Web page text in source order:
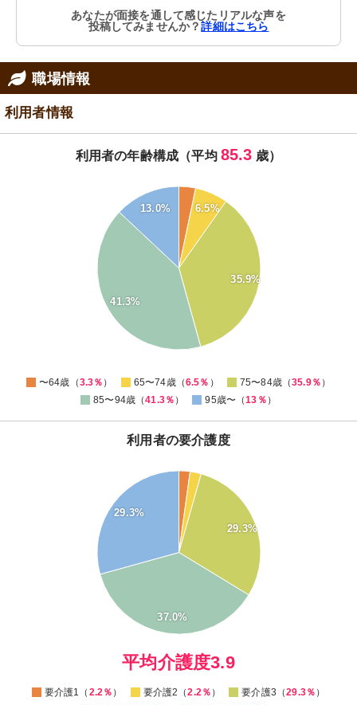
あなたが面接を通して感じたリアルな声を
投稿してみませんか？詳細はこちら
職場情報
利用者情報
利用者の年齢構成（平均 85.3 歳）
6.5%
35.9%
41.3%
13.0%
〜64歳（3.3％ ） 65〜74歳（6.5％ ） 75〜84歳（35.9％ ）
85〜94歳（41.3％ ） 95歳〜（13％ ）
利用者の要介護度
29.3%
37.0%
29.3%
0
平均介護度3.9
要介護1（ 2.2％ ） 要介護2（2.2％ ） 要介護3（29.3％ ）